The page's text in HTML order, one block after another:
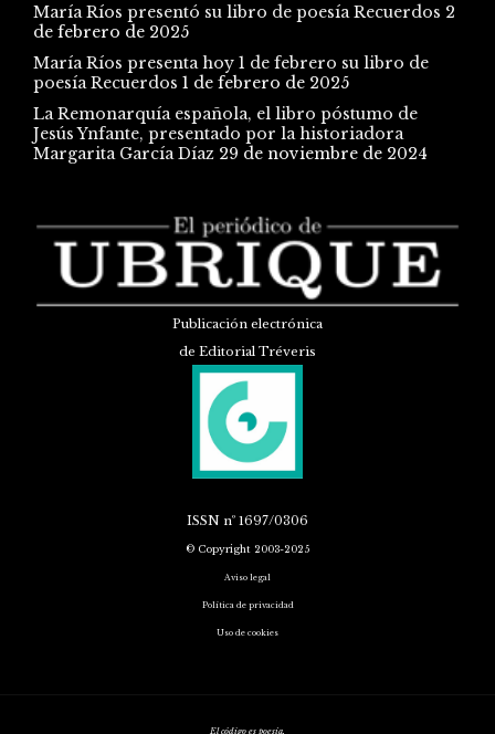
María Ríos presentó su libro de poesía Recuerdos 2
de febrero de 2025
María Ríos presenta hoy 1 de febrero su libro de
poesía Recuerdos 1 de febrero de 2025
La Remonarquía española, el libro póstumo de
Jesús Ynfante, presentado por la historiadora
Margarita García Díaz 29 de noviembre de 2024
Publicación electrónica
de Editorial Tréveris
ISSN nº 1697/0306
© Copyright 2003-2025
Aviso legal
Política de privacidad
Uso de cookies
El código es poesía.